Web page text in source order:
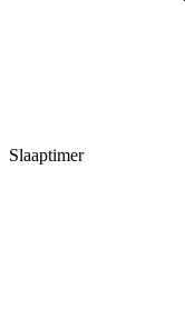
Slaaptimer